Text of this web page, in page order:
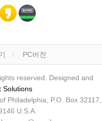
PC버전
reserved. Designed and
Solutions
Philadelphia, P.O. Box 32117,
U.S.A.